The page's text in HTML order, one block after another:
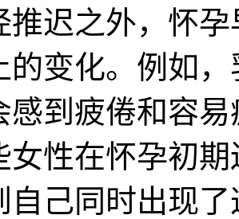
推迟之外，怀
的变化。例如
感到疲倦和容
女性在怀孕初
自己同时出现